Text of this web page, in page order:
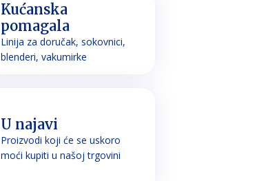
Kućanska
pomagala
Linija za doručak, sokovnici,
blenderi, vakumirke
U najavi
Proizvodi koji će se uskoro
moći kupiti u našoj trgovini